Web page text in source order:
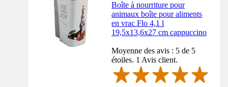
Boîte à nourriture pour
animaux boîte pour aliments
en vrac Flo 4,1 l
19,5x13,6x27 cm cappuccino
Moyenne des avis : 5 de 5
étoiles. 1 Avis client.